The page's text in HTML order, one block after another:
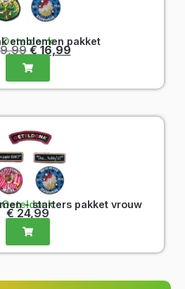
Oeteldonk
emblemen pakket
€16,99
Oeteldonk
- starters pakket vrouw
€ 24,99